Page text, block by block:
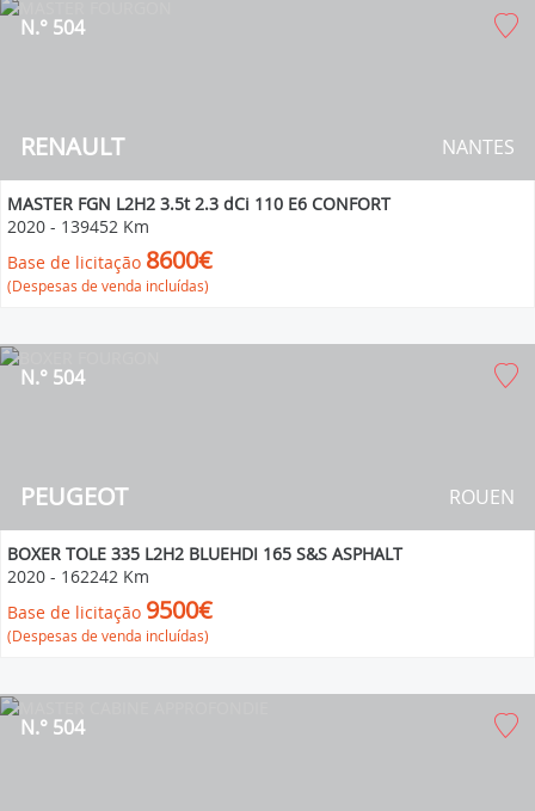
RENAULT
N.° 504
NANTES
MASTER FGN L2H2 3.5t 2.3 dCi 110 E6 CONFORT
2020 - 139452 Km
Base de licitação 8600€
(Despesas de venda incluídas)
PEUGEOT
N.° 504
ROUEN
BOXER TOLE 335 L2H2 BLUEHDI 165 S&S ASPHALT
2020 - 162242 Km
Base de licitação 9500€
(Despesas de venda incluídas)
N.° 504